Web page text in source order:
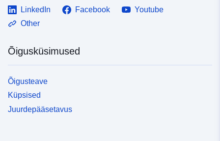
LinkedIn Facebook
Youtube
Other
Õigusküsimused
Õigusteave
Küpsised
Juurdepääsetavus